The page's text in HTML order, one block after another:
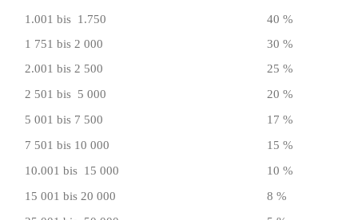
1.001 bis 1.750
40 %
1 751 bis 2 000
30 %
2.001 bis 2 500
25 %
2 501 bis 5 000
20 %
5 001 bis 7 500
17 %
7 501 bis 10 000
15 %
10.001 bis 15 000
10 %
15 001 bis 20 000
8 %